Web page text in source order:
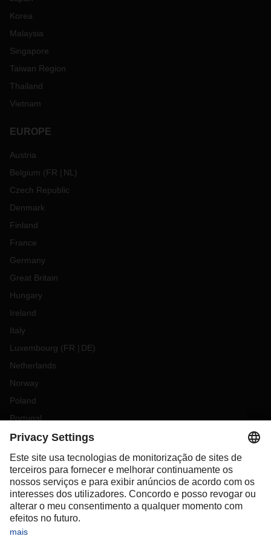
marítima dos EUA exigirá também que a carga urgente
tenha de ser carregada mais frequentemente por via aérea.
sua própria rede aérea, por exemplo com ligações
semanais na rota Frankfurt - Chicago, em ambas as
direcções, e a opção de ligação a outros aeroportos dos
Estamos em estreito contacto com as companhias
nosso melhor para que não existam interrupções na sua
cadeia de abastecimento. Para aconselhamento individual e
necessidades, não hesite em contactar o seu interlocutor
local da DACHSER, através do e-mail
Korea
Malaysia
Singapore
Taiwan Region
Thailand
Vietnam
EUROPE
Austria
Belgium (FR NL )
Czech Republic
Denmark
Finland
France
Germany
Great Britain
Hungary
Ireland
Italy
Luxembourg (FR DE)
Netherlands
Norway
Poland
Portugal
Romania
Slovakia
Spain
Sweden
Switzerland(DE FR)
Turkey